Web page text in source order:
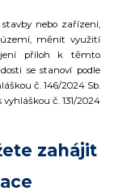
nebo zařízení,
měnit využití
příloh k těmto
se stanoví podle
č. 146/2024 Sb.
č. 131/2024
zahájit